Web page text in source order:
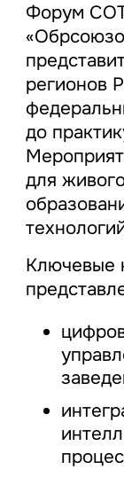
Форум
регионов
до
для
Ключевые